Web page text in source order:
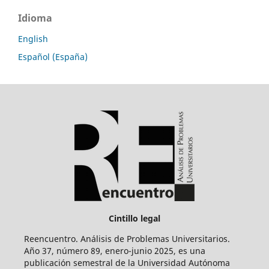
Idioma
English
Español (España)
Cintillo legal
Reencuentro. Análisis de Problemas Universitarios.
Año 37, número 89, enero-junio 2025, es una
publicación semestral de la Universidad Autónoma